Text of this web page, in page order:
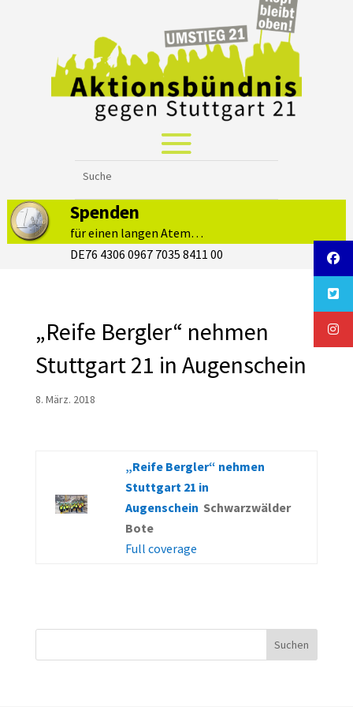
Spenden
für einen langen Atem…
DE76 4306 0967 7035 8411 00
„Reife Bergler“ nehmen
Stuttgart 21 in Augenschein
8. März. 2018
„Reife Bergler“ nehmen
Stuttgart 21 in
Augenschein Schwarzwälder
Bote
Full coverage
Suchen